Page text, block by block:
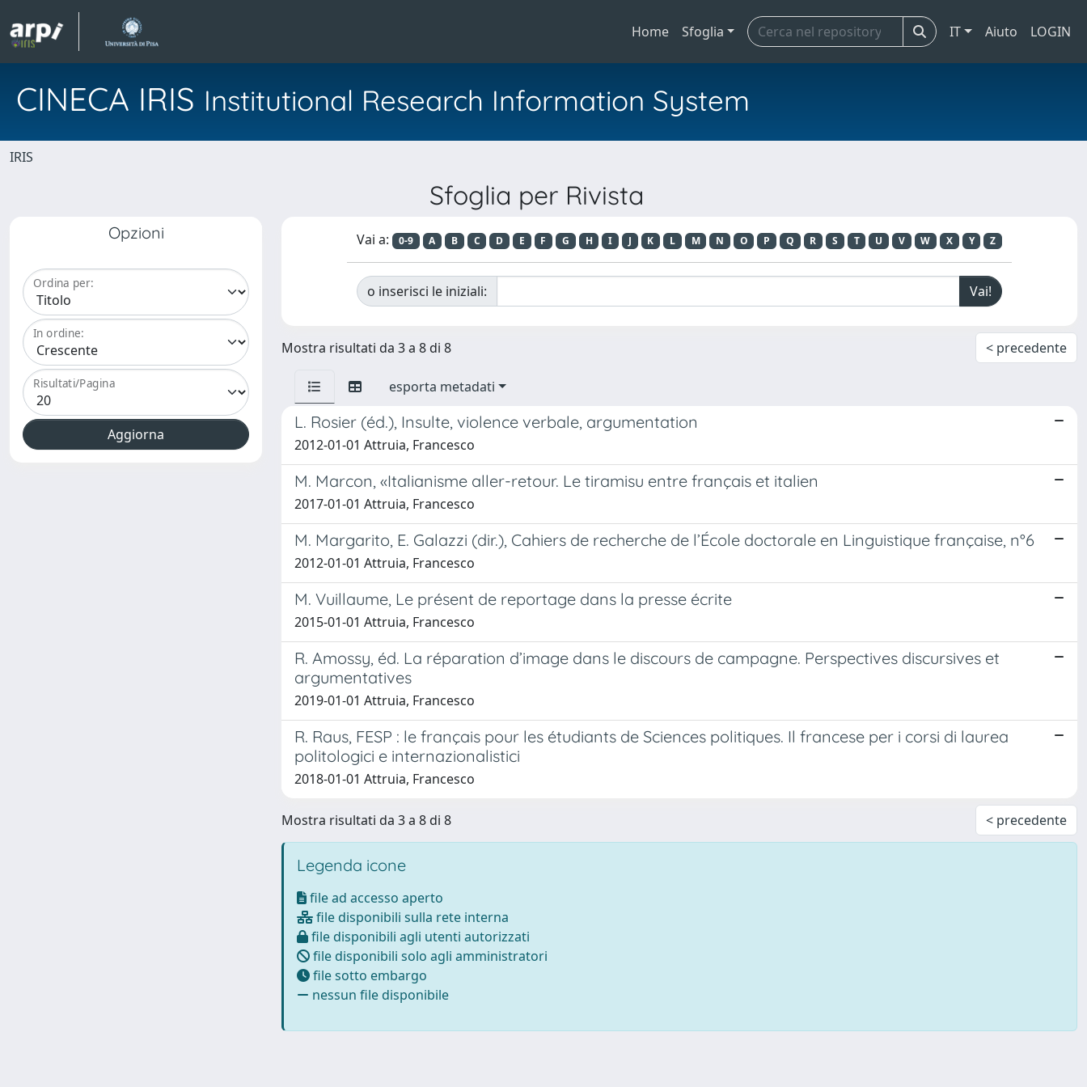
Home Sfoglia IT Aiuto LOGIN
CINECA IRIS Institutional Research Information System
IRIS
Sfoglia per Rivista
Opzioni
Ordina per:
In ordine:
Risultati/Pagina
Vai a: 0-9 A B C D E F G H I J K L M N O P Q R S T U V W X Y Z
o inserisci le iniziali:
Mostra risultati da 3 a 8 di 8 < precedente
esporta metadati
L. Rosier (éd.), Insulte, violence verbale, argumentation
2012-01-01 Attruia, Francesco
M. Marcon, «Italianisme aller-retour. Le tiramisu entre français et italien
2017-01-01 Attruia, Francesco
M. Margarito, E. Galazzi (dir.), Cahiers de recherche de l’École doctorale en Linguistique française, n°6
2012-01-01 Attruia, Francesco
M. Vuillaume, Le présent de reportage dans la presse écrite
2015-01-01 Attruia, Francesco
R. Amossy, éd. La réparation d’image dans le discours de campagne. Perspectives discursives et
argumentatives
2019-01-01 Attruia, Francesco
R. Raus, FESP : le français pour les étudiants de Sciences politiques. Il francese per i corsi di laurea
politologici e internazionalistici
2018-01-01 Attruia, Francesco
Mostra risultati da 3 a 8 di 8 < precedente
Legenda icone
file ad accesso aperto
file disponibili sulla rete interna
file disponibili agli utenti autorizzati
file disponibili solo agli amministratori
file sotto embargo
nessun file disponibile